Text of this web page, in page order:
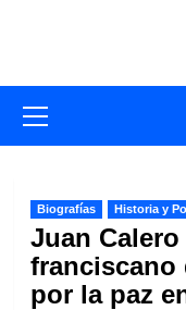
primario
Biografías Historia y
Juan Calero
franciscano
por la paz